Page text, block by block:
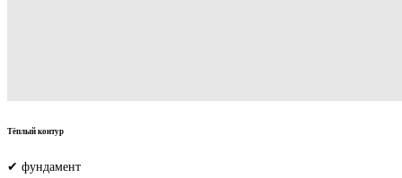
Тёплый контур
✔ фундамент